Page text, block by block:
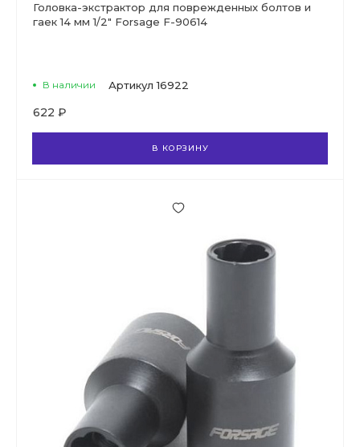
Головка-экстрактор для поврежденных болтов и
гаек 14 мм 1/2" Forsage F-90614
В наличии Артикул 16922
622 ₽
В КОРЗИНУ